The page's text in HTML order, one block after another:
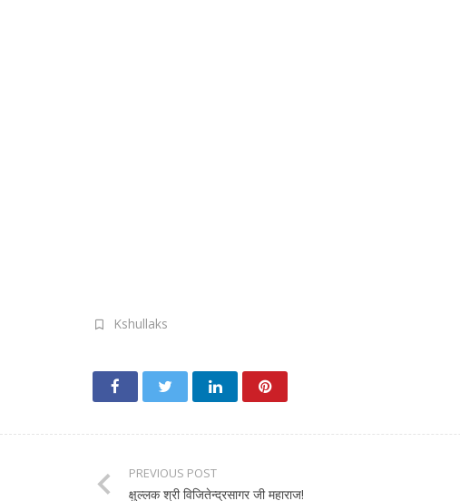
Kshullaks
PREVIOUS POST
क्षुल्लक श्री विजितेन्द्रसागर जी महाराज!